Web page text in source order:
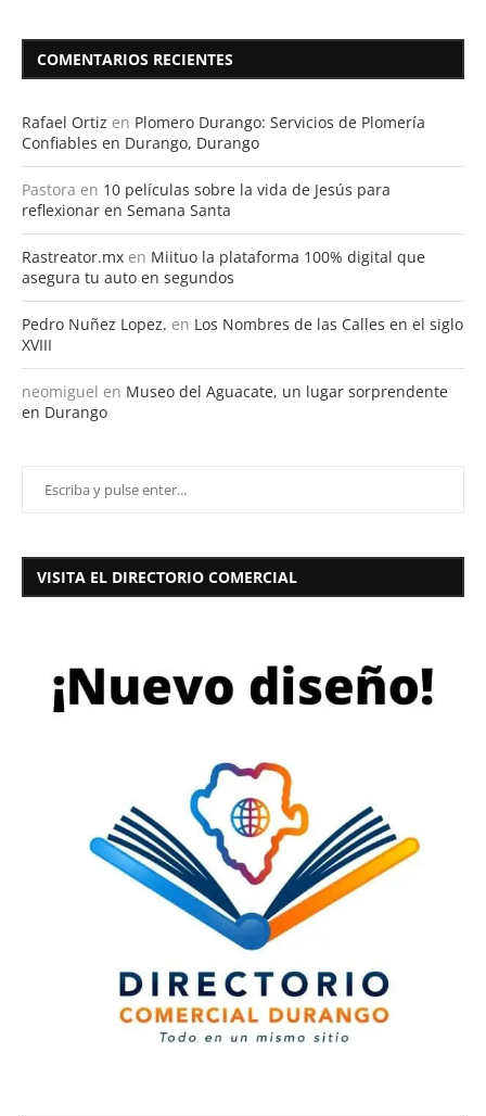
COMENTARIOS RECIENTES
Rafael Ortiz en Plomero Durango: Servicios de Plomería
Confiables en Durango, Durango
Pastora en 10 películas sobre la vida de Jesús para
reflexionar en Semana Santa
Rastreator.mx en Miituo la plataforma 100% digital que
asegura tu auto en segundos
Pedro Nuñez Lopez. en Los Nombres de las Calles en el siglo
XVIII
neomiguel en Museo del Aguacate, un lugar sorprendente
en Durango
VISITA EL DIRECTORIO COMERCIAL